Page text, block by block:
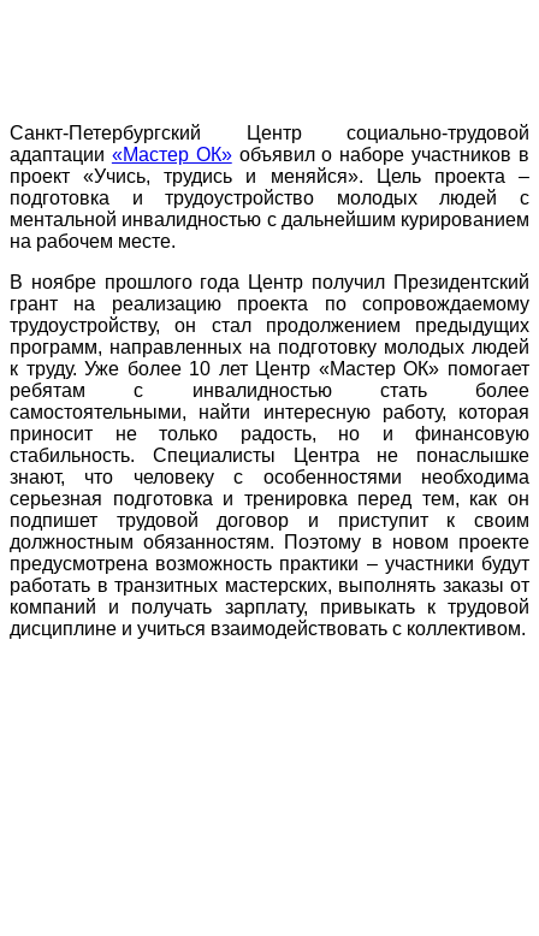
Санкт-Петербургский Центр социально-трудовой
адаптации «Мастер ОК»объявил о наборе участников в
проект «Учись, трудись и меняйся». Цель проекта –
подготовка и трудоустройство молодых людей с
ментальной инвалидностью с дальнейшим курированием
на рабочем месте.
В ноябре прошлого года Центр получил Президентский
грант на реализацию проекта по сопровождаемому
трудоустройству, он стал продолжением предыдущих
программ, направленных на подготовку молодых людей
к труду. Уже более 10 лет Центр «Мастер ОК» помогает
ребятам с инвалидностью стать более
самостоятельными, найти интересную работу, которая
приносит не только радость, но и финансовую
стабильность. Специалисты Центра не понаслышке
знают, что человеку с особенностями необходима
серьезная подготовка и тренировка перед тем, как он
подпишет трудовой договор и приступит к своим
должностным обязанностям. Поэтому в новом проекте
предусмотрена возможность практики – участники будут
работать в транзитных мастерских, выполнять заказы от
компаний и получать зарплату, привыкать к трудовой
дисциплине и учиться взаимодействовать с коллективом.